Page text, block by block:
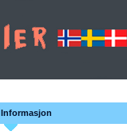
Informasjon